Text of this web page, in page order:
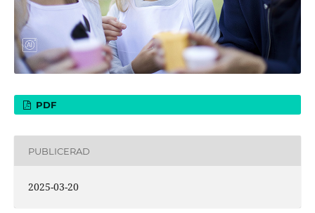
PDF
PUBLICERAD
2025-03-20